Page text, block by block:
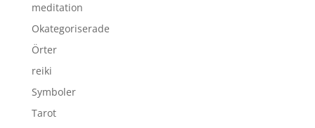
meditation
Okategoriserade
Örter
reiki
Symboler
Tarot